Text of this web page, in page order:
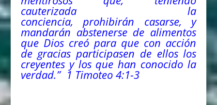
cauterizada la
conciencia, prohibirán casarse, y
mandarán abstenerse de alimentos
que Dios creó para que con acción
de gracias participasen de ellos los
creyentes y los que han conocido la
verdad.” 1 Timoteo 4:1-3